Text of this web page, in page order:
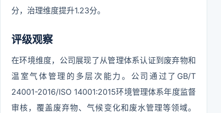
分，治理维度提升1.23分。
评级观察
在环境维度，公司展现了从管理体系认证到废弃物和
温室气体管理的多层次能力。公司通过了GB/T
24001-2016/ISO 14001:2015环境管理体系年度监督
审核，覆盖废弃物、气候变化和废水管理等领域。